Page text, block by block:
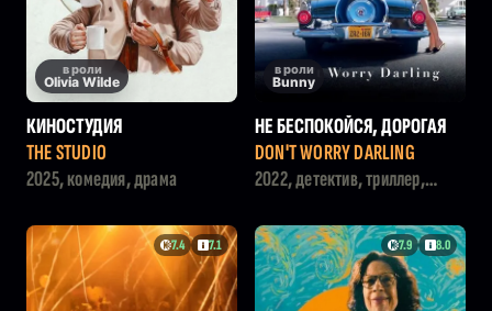
в роли
Olivia Wilde
КИНОСТУДИЯ
THE STUDIO
2025, комедия, драма
в роли
Bunny
НЕ БЕСПОКОЙСЯ, ДОРОГАЯ
DON'T WORRY DARLING
2022, детектив, триллер,
7.4 7.1 7.9 8.0